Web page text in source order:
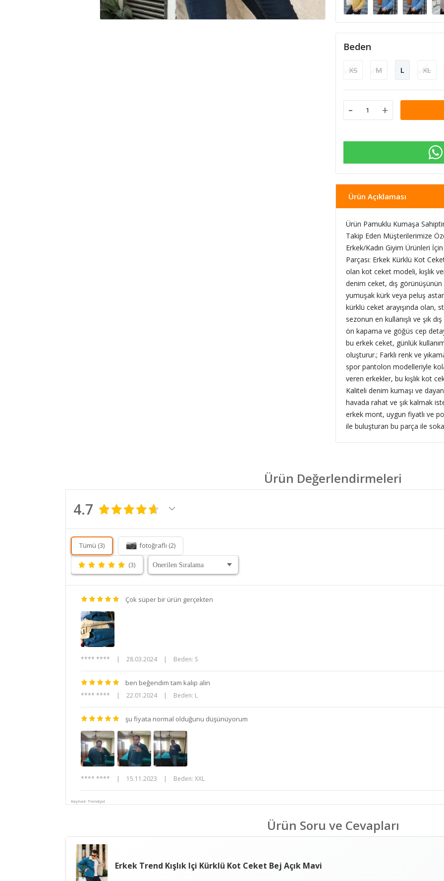
Beden
XS M L XL
- +
Ürün Açıklaması
Ürün Pamuklu Kumaşa
Takip Eden Müşterilerimize
Erkek/Kadın Giyim Ürünleri
Parçası: Erkek Kürklü Kot
olan kot ceket modeli, kışlık
denim ceket, dış görünüşünün
yumuşak kürk veya peluş astar
kürklü ceket arayışında olan,
sezonun en kullanışlı ve şık
ön kapama ve göğüs cep
bu erkek ceket, günlük
oluşturur.; Farklı renk ve
spor pantolon modelleriyle
veren erkekler, bu kışlık kot
Kaliteli denim kumaşı ve
havada rahat ve şık kalmak
erkek mont, uygun fiyatlı ve
ile buluşturan bu parça ile
Ürün Değerlendirmeleri
4.7
Tümü (3) fotoğraflı (2)
(3)
Çok süper bir ürün gerçekten
**** **** | 28.03.2024 | Beden: S
ben beğendim tam kalıp alin
**** **** | 22.01.2024 | Beden: L
şu fiyata normal olduğunu düşünüyorum
**** **** | 15.11.2023 | Beden: XXL
Kaynak: Trendyol
Ürün Soru ve Cevapları
Erkek Trend Kışlık Içi Kürklü Kot Ceket Bej Açık Mavi